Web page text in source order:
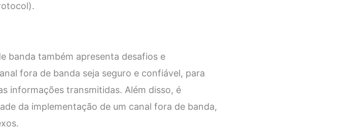
banda também apresenta desafios e
fora de banda seja seguro e confiável, para
informações transmitidas. Além disso, é
da implementação de um canal fora de banda,